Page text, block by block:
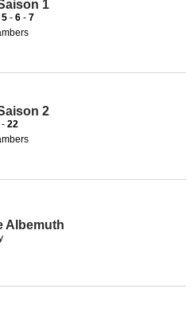
1
5 - 6 - 7
2
- 22
Albemuth